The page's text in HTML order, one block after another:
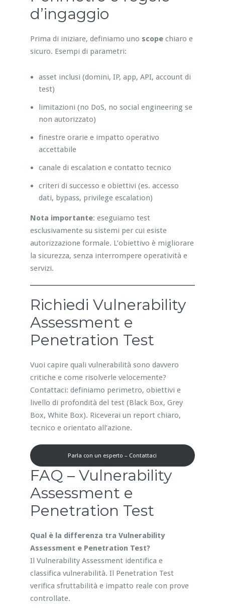
d’ingaggio
Prima di iniziare, definiamo uno scopechiaro e
sicuro. Esempi di parametri:
asset inclusi (domini, IP, app, API, account di
test)
limitazioni (no DoS, no social engineering se
non autorizzato)
finestre orarie e impatto operativo
accettabile
canale di escalation e contatto tecnico
criteri di successo e obiettivi (es. accesso
dati, bypass, privilege escalation)
Nota importante: eseguiamo test
esclusivamente su sistemi per cui esiste
autorizzazione formale. L’obiettivo è migliorare
la sicurezza, senza interrompere operatività e
servizi.
Richiedi Vulnerability
Assessment e
Penetration Test
Vuoi capire quali vulnerabilità sono davvero
critiche e come risolverle velocemente?
Contattaci: definiamo perimetro, obiettivi e
livello di profondità del test (Black Box, Grey
Box, White Box). Riceverai un report chiaro,
tecnico e orientato all’azione.
Parla con un esperto – Contattaci
FAQ – Vulnerability
Assessment e
Penetration Test
Qual è la differenza tra Vulnerability
Assessment e Penetration Test?
Il Vulnerability Assessment identifica e
classifica vulnerabilità. Il Penetration Test
verifica sfruttabilità e impatto reale con prove
controllate.